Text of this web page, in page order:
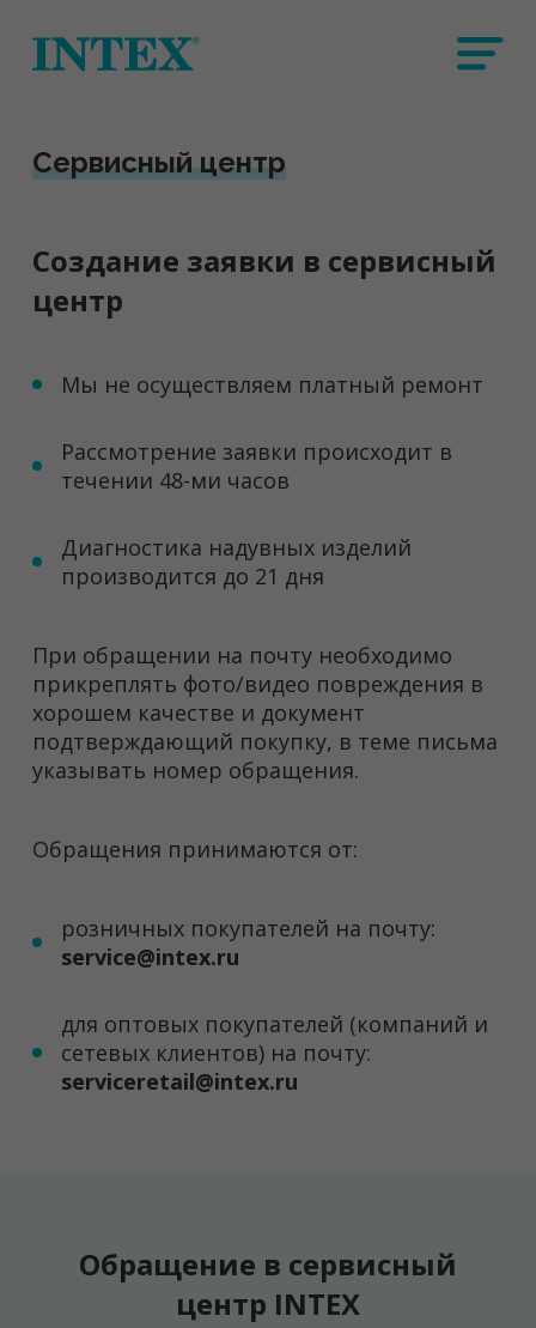
Сервисный центр
Создание заявки в сервисный
центр
Мы не осуществляем платный ремонт
Рассмотрение заявки происходит в
течении 48-ми часов
Диагностика надувных изделий
производится до 21 дня
При обращении на почту необходимо
прикреплять фото/видео повреждения в
хорошем качестве и документ
подтверждающий покупку, в теме письма
указывать номер обращения.
Обращения принимаются от:
розничных покупателей на почту:
service@intex.ru
для оптовых покупателей (компаний и
сетевых клиентов) на почту:
serviceretail@intex.ru
Обращение в сервисный
центр INTEX